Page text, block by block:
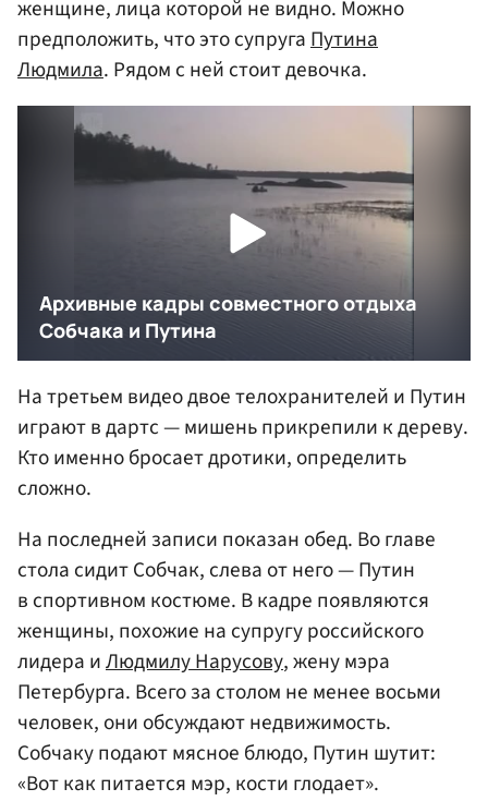
женщине, лица которой не видно. Можно
предположить, что это супругаПутина
Людмила. Рядом с ней стоит девочка.
На третьем видео двое телохранителей и Путин
играют в дартс — мишень прикрепили к дереву.
Кто именно бросает дротики, определить
сложно.
На последней записи показан обед. Во главе
стола сидит Собчак, слева от него — Путин
в спортивном костюме. В кадре появляются
женщины, похожие на супругу российского
лидера иЛюдмилу Нарусову, жену мэра
Петербурга. Всего за столом не менее восьми
человек, они обсуждают недвижимость.
Собчаку подают мясное блюдо, Путин шутит:
«Вот как питается мэр, кости глодает».